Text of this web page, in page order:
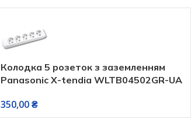
Колодка 5 розеток з заземленням
Panasonic X-tendia WLTB04502GR-UA
350,00₴